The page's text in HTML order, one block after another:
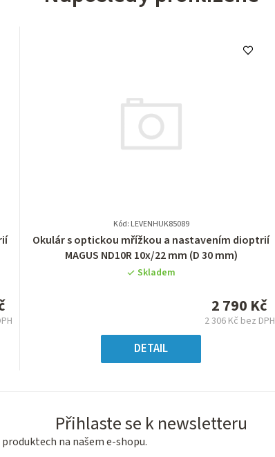
Kód: LEVENHUK85089
Průměrné
hodnocení
produktu
hvězdiček.
Okulár s optickou mřížkou a nastavením dioptrií
MAGUS ND10R 10х/22 mm (D 30 mm)
Skladem
2 790 Kč
2 306 Kč bez DPH
DETAIL
Přihlaste se k newsletteru
na našem e-shopu.